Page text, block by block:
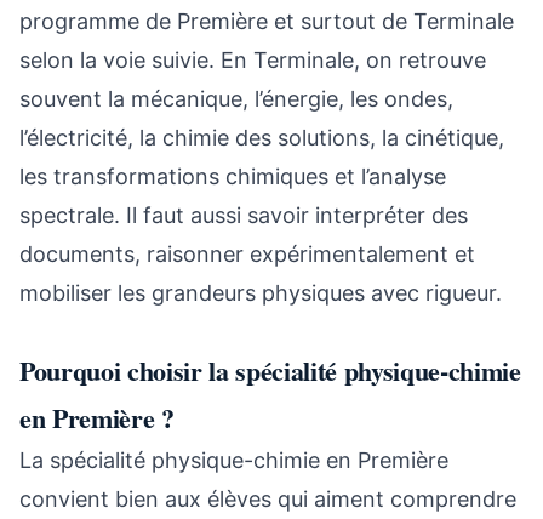
programme de Première et surtout de Terminale
selon la voie suivie. En Terminale, on retrouve
souvent la mécanique, l’énergie, les ondes,
l’électricité, la chimie des solutions, la cinétique,
les transformations chimiques et l’analyse
spectrale. Il faut aussi savoir interpréter des
documents, raisonner expérimentalement et
mobiliser les grandeurs physiques avec rigueur.
Pourquoi choisir la spécialité physique-chimie
en Première ?
La spécialité physique-chimie en Première
convient bien aux élèves qui aiment comprendre